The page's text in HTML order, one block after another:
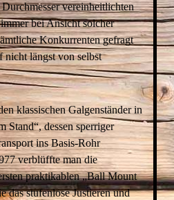
vereinheitlichten
bei Ansicht solcher
Konkurrenten gefragt
nicht längst von selbst
klassischen Galgenständer in
Stand“, dessen sperriger
ins Basis-Rohr
verblüffte man die
praktikablen „Ball Mount
das stufenlose Justieren und